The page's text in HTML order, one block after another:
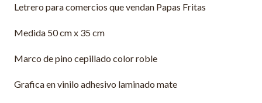
Letrero para comercios que vendan Papas Fritas
Medida 50 cm x 35 cm
Marco de pino cepillado color roble
Grafica en vinilo adhesivo laminado mate